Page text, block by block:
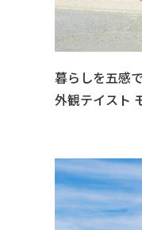
暮らしを五感
外観テイスト